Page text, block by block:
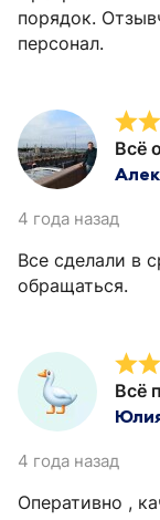
порядок.
персонал.
Всё
4 года назад
Все сделали в
обращаться.
Всё
4 года назад
Оперативно ,